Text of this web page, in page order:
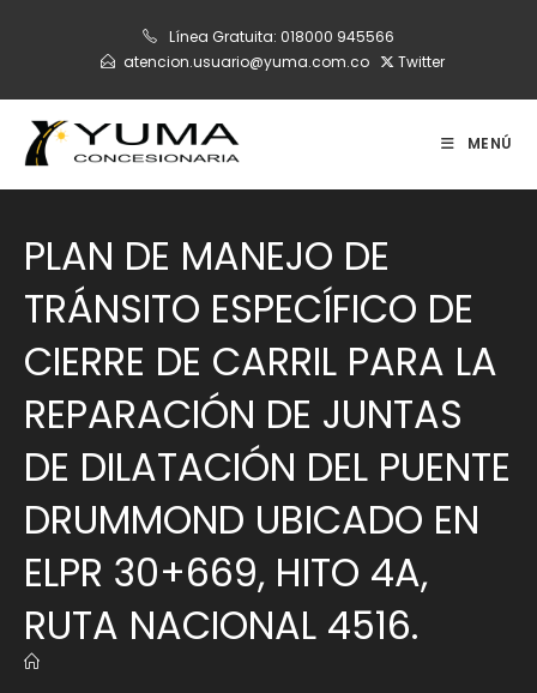
Línea Gratuita: 018000 945566
atencion.usuario@yuma.com.co
Twitter
MENÚ
PLAN DE MANEJO DE
TRÁNSITO ESPECÍFICO DE
CIERRE DE CARRIL PARA LA
REPARACIÓN DE JUNTAS
DE DILATACIÓN DEL PUENTE
DRUMMOND UBICADO EN
ELPR 30+669, HITO 4A,
RUTA NACIONAL 4516.